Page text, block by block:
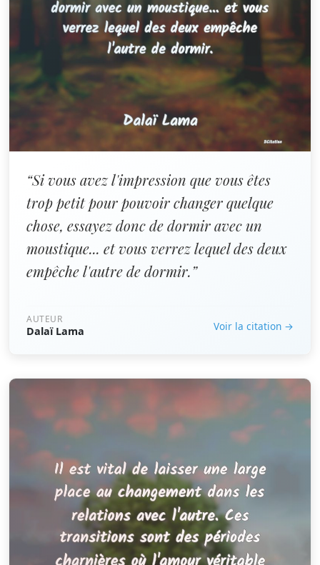
“Si vous avez l'impression que vous êtes
trop petit pour pouvoir changer quelque
chose, essayez donc de dormir avec un
moustique... et vous verrez lequel des deux
empêche l'autre de dormir.”
AUTEUR
Dalaï Lama Voir la citation →